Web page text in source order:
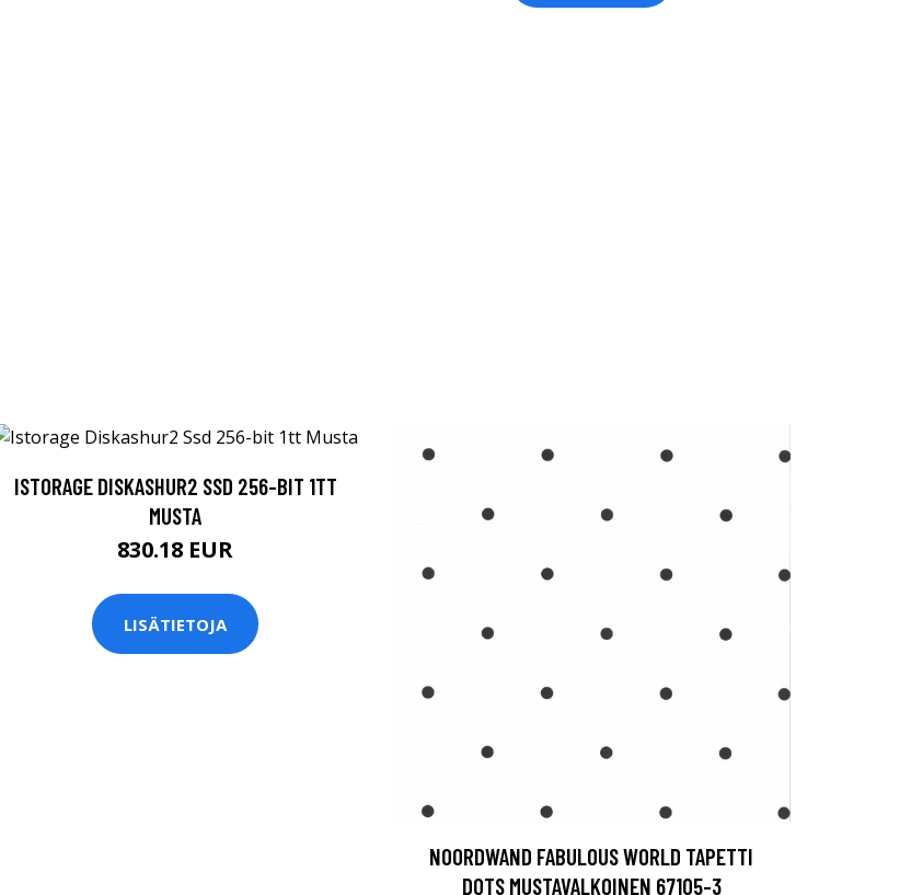
ISTORAGE DISKASHUR2 SSD 256-BIT 1TT
MUSTA
830.18 EUR
LISÄTIETOJA
NOORDWAND FABULOUS WORLD TAPETTI
DOTS MUSTAVALKOINEN 67105-3